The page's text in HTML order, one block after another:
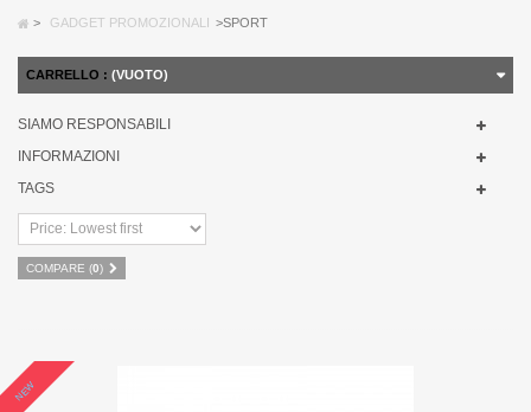
> GADGET PROMOZIONALI >SPORT
CARRELLO : (VUOTO)
SIAMO RESPONSABILI
INFORMAZIONI
TAGS
COMPARE (0)
NEW